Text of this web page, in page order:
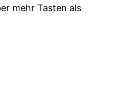
mehr Tasten als